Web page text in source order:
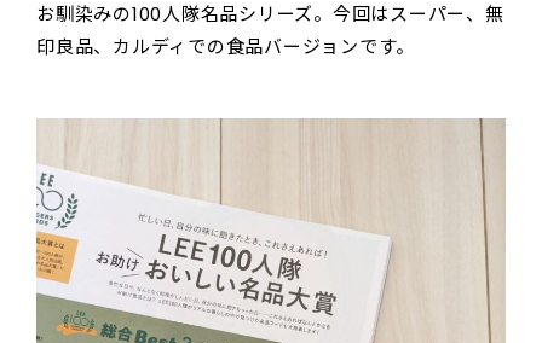
お馴染みの100人隊名品シリーズ。今回はスーパー、無
印良品、カルディでの食品バージョンです。